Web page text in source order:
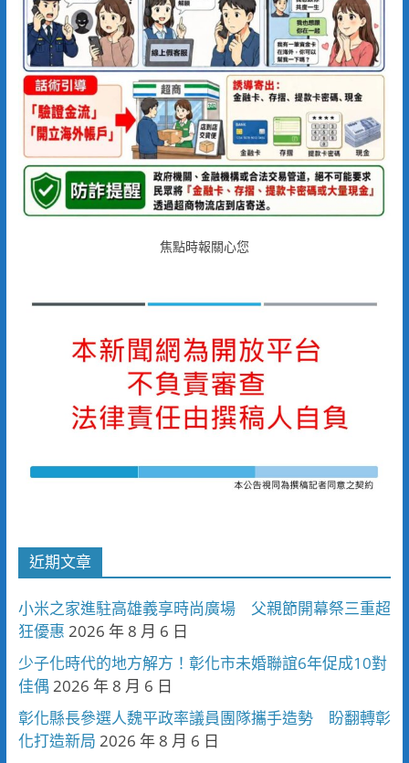
焦點時報關心您
近期文章
小米之家進駐高雄義享時尚廣場 父親節開幕祭三重超
狂優惠 2026 年 8 月 6 日
少子化時代的地方解方！彰化市未婚聯誼6年促成10對
佳偶 2026 年 8 月 6 日
彰化縣長參選人魏平政率議員團隊攜手造勢 盼翻轉彰
化打造新局 2026 年 8 月 6 日